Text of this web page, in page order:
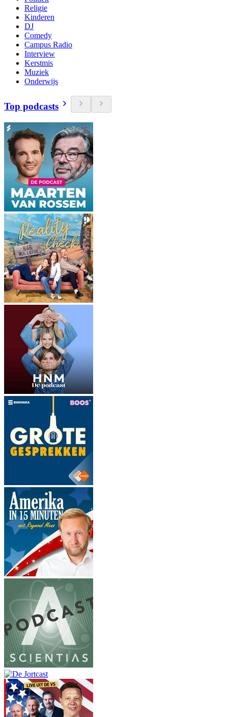
Religie
Kinderen
DJ
Comedy
Campus Radio
Interview
Kerstmis
Muziek
Onderwijs
Top podcasts